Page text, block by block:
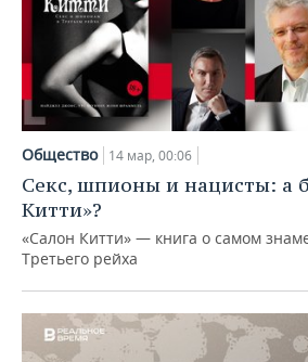
Общество 14 мар, 00:06
Секс, шпионы и нацисты: а
Китти»?
«Салон Китти» — книга о самом
Третьего рейха